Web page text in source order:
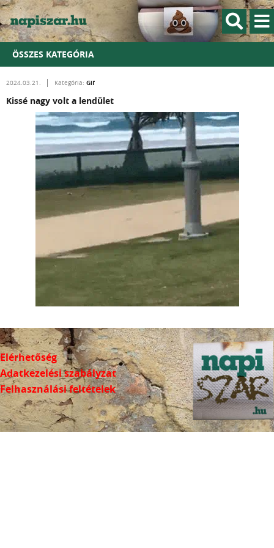
ÖSSZES KATEGÓRIA
2024.03.21. Kategória: Gif
Kissé nagy volt a lendület
Elérhetőség
Adatkezelési szabályzat
Felhasználási feltételek